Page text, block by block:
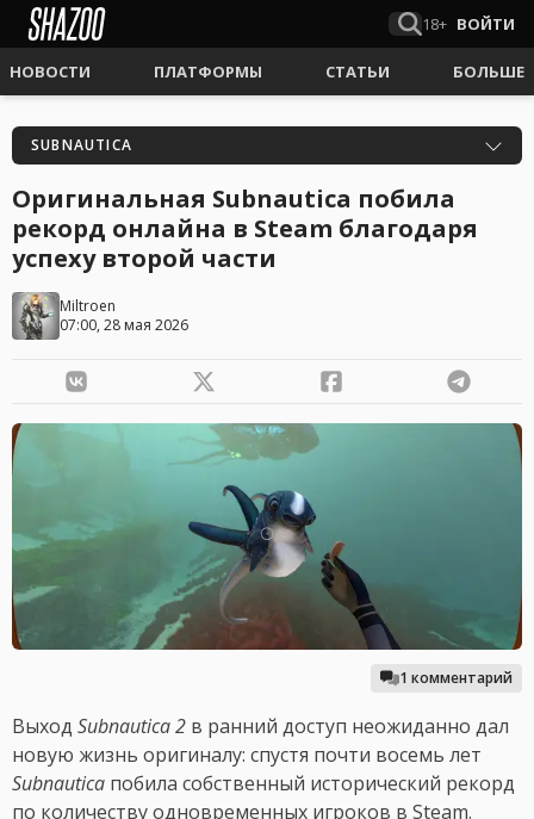
18+ ВОЙТИ
НОВОСТИ ПЛАТФОРМЫ СТАТЬИ БОЛЬШЕ
SUBNAUTICA
Оригинальная Subnautica побила
рекорд онлайна в Steam благодаря
успеху второй части
Miltroen
07:00, 28 мая 2026
1 комментарий
Выход Subnautica 2 в ранний доступ неожиданно дал
новую жизнь оригиналу: спустя почти восемь лет
Subnautica побила собственный исторический рекорд
по количеству одновременных игроков в Steam.